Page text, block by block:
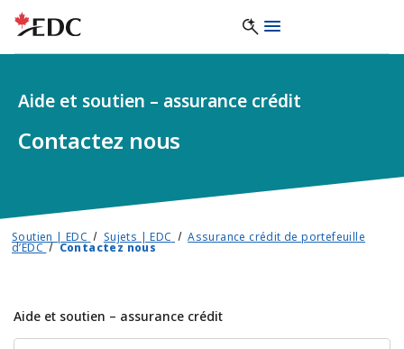
Contactez nous
Aide et soutien – assurance crédit
Soutien | EDC Sujets | EDC Assurance crédit de portefeuille
d’EDC Contactez nous
Aide et soutien – assurance crédit